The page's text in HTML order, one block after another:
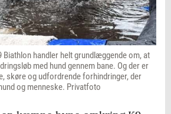
handler helt grundlæggende om, at
med hund gennem bane. Og der er
skøre og udfordrende forhindringer, der
og menneske. Privatfoto